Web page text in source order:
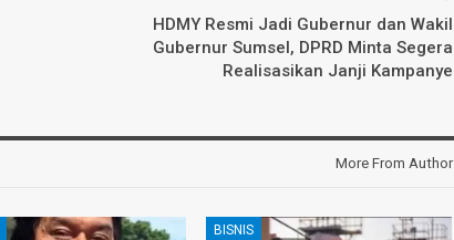
HDMY Resmi Jadi Gubernur dan Wakil
Gubernur Sumsel, DPRD Minta Segera
Realisasikan Janji Kampanye
More From Author
BISNIS